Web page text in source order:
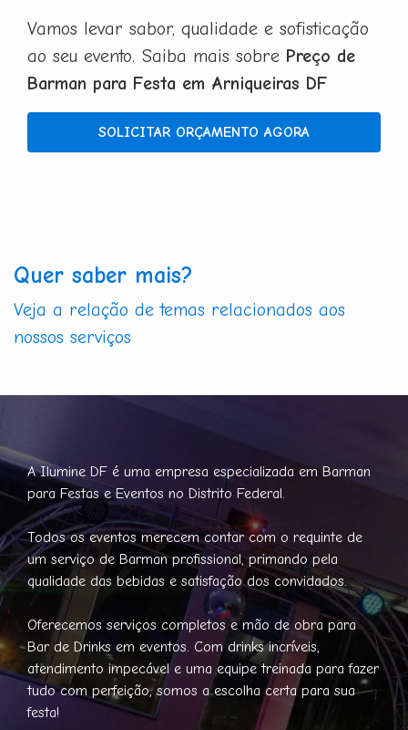
Vamos levar sabor, qualidade e sofisticação
ao seu evento. Saiba mais sobre Preço de
Barman para Festa em Arniqueiras DF
SOLICITAR ORÇAMENTO AGORA
Quer saber mais?
Veja a relação de temas relacionados aos
nossos serviços
A Ilumine DF é uma empresa especializada em Barman
para Festas e Eventos no Distrito Federal.
Todos os eventos merecem contar com o requinte de
um serviço de Barman profissional, primando pela
qualidade das bebidas e satisfação dos convidados.
Oferecemos serviços completos e mão de obra para
Bar de Drinks em eventos. Com drinks incríveis,
atendimento impecável e uma equipe treinada para fazer
tudo com perfeição, somos a escolha certa para sua
festa!